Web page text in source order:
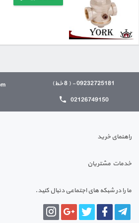
09232725181 - ( 8 خط)
02126749150
راهنمای خرید
خدمات مشتریان
ما را در شبکه های اجتماعی دنبال کنید.